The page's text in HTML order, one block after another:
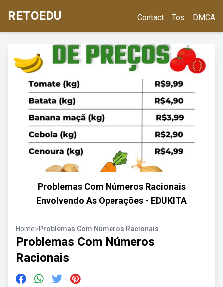
RETOEDU Contact Tos DMCA
Problemas Com Números Racionais
Envolvendo As Operações - EDUKITA
Home>Problemas Com Números Racionais
Problemas Com Números
Racionais